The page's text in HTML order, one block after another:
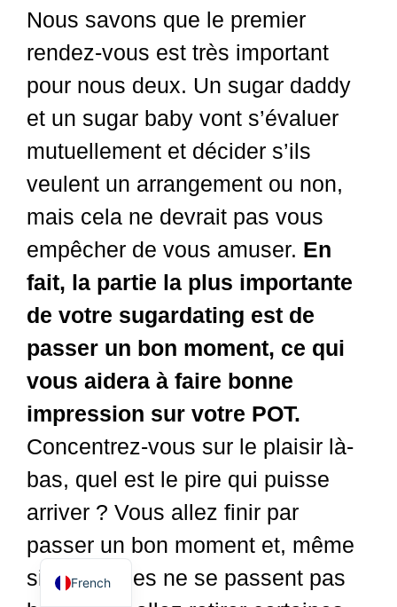
Nous savons que le premier
rendez-vous est très important
pour nous deux. Un sugar daddy
et un sugar baby vont s’évaluer
mutuellement et décider s’ils
veulent un arrangement ou non,
mais cela ne devrait pas vous
empêcher de vous amuser. En
fait, la partie la plus importante
de votre sugardating est de
passer un bon moment, ce qui
vous aidera à faire bonne
impression sur votre POT.
Concentrez-vous sur le plaisir là-
bas, quel est le pire qui puisse
arriver ? Vous allez finir par
passer un bon moment et, même
si les choses ne se passent pas
French
English
Italian
German